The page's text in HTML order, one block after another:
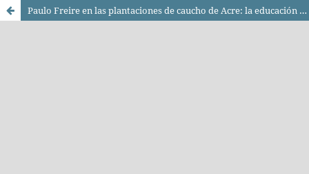
Paulo Freire en las plantaciones de caucho de Acre: la educación liberadora del Proyecto Cauchero